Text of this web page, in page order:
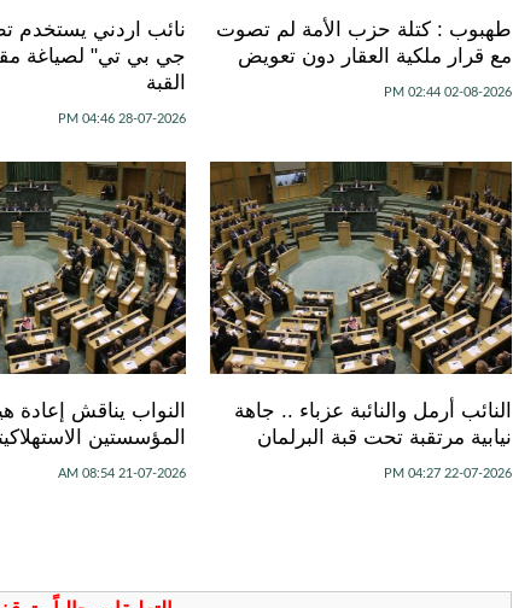
طهبوب : كتلة حزب الأمة لم تصوت
مع قرار ملكية العقار دون تعويض
02-08-2026 02:44 PM
نائب اردني يستخدم
جي بي تي" لصياغة
القبة
28-07-2026 04:46 PM
النائب أرمل والنائبة عزباء .. جاهة
نيابية مرتقبة تحت قبة البرلمان
22-07-2026 04:27 PM
النواب يناقش إعادة
المؤسستين
21-07-2026 08:54 AM